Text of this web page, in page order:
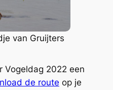
van Gruijters
Vogeldag 2022 een
de route op je